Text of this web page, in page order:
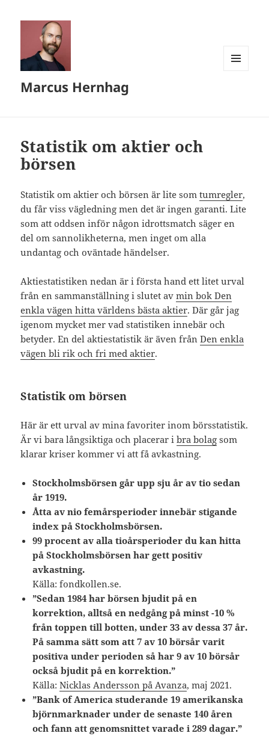
Marcus Hernhag
Statistik om aktier och
börsen
Statistik om aktier och börsen är lite somtumregler,
du får viss vägledning men det är ingen garanti. Lite
som att oddsen inför någon idrottsmatch säger en
del om sannolikheterna, men inget om alla
undantag och oväntade händelser.
Aktiestatistiken nedan är i första hand ett litet urval
från en sammanställning i slutet avmin bok Den
enkla vägen hitta världens bästa aktier. Där går jag
igenom mycket mer vad statistiken innebär och
betyder. En del aktiestatistik är även frånDen enkla
vägen bli rik och fri med aktier.
Statistik om börsen
Här är ett urval av mina favoriter inom börsstatistik.
Är vi bara långsiktiga och placerar ibra bolag som
klarar kriser kommer vi att få avkastning.
Stockholmsbörsen går upp sju år av tio sedan
år 1919.
Åtta av nio femårsperioder innebär stigande
index på Stockholmsbörsen.
99 procent av alla tioårsperioder du kan hitta
på Stockholmsbörsen har gett positiv
avkastning.
Källa: fondkollen.se.
”Sedan 1984 har börsen bjudit på en
korrektion, alltså en nedgång på minst -10 %
från toppen till botten, under 33 av dessa 37 år.
På samma sätt som att 7 av 10 börsår varit
positiva under perioden så har 9 av 10 börsår
också bjudit på en korrektion.”
Källa:Nicklas Andersson på Avanza, maj 2021.
”Bank of America studerande 19 amerikanska
björnmarknader under de senaste 140 åren
och fann att genomsnittet varade i 289 dagar.”